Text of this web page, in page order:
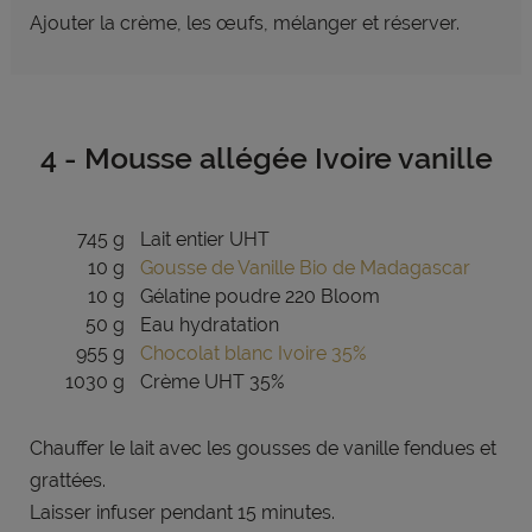
Ajouter la crème, les œufs, mélanger et réserver.
4 - Mousse allégée Ivoire vanille
745 g
Lait entier UHT
10 g
Gousse de Vanille Bio de Madagascar
10 g
Gélatine poudre 220 Bloom
50 g
Eau hydratation
955 g
Chocolat blanc Ivoire 35%
1030 g
Crème UHT 35%
Chauffer le lait avec les gousses de vanille fendues et
grattées.
Laisser infuser pendant 15 minutes.